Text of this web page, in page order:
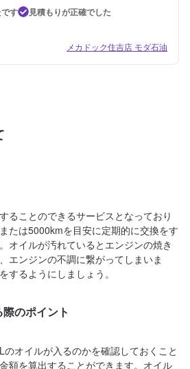
す
見積もりが正確でした
メカドック住吉店 モダ石油
ることのできるサービスとなっており
たは5000kmを目安に定期的に交換をす
オイルが汚れているとエンジンの焼き
エンジンの不調に繋がってしまいま
するようにしましょう。
のポイント
オイルが入るのかを確認しておくこと
額を算出することができます。オイル